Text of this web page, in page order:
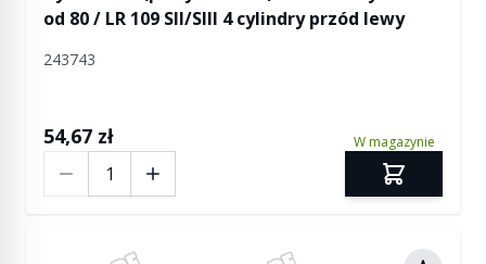
od 80 / LR 109 SII/SIII 4 cylindry przód lewy
243743
54,67 zł W magazynie